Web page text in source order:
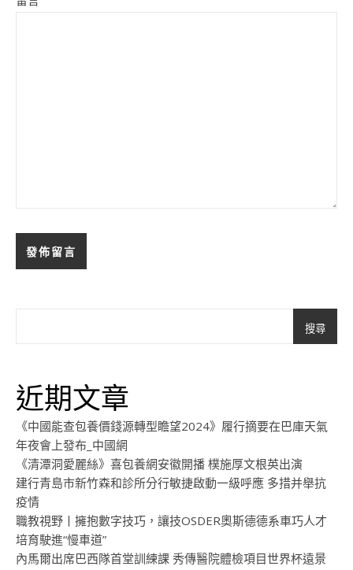
搜尋
近期文章
《中國能查包養價錢源轉型瞻望2024》履行摘要在巴庫天氣
年夜會上發布_中國網
《清潭洞愛麗絲》喜包養網安徽開播 樸施厚文根英出演
建行青島市新竹森和診所分行敏捷啟動一級呼應 多措并舉抗
疫情
職教視野丨擁抱數字技巧，讓技OSDER奧斯德德系車巧人才
培育駛進“慢車道”
內馬爾出席巴西隊首堂訓練課 秀傳醫院體檢項目世界杯遠景